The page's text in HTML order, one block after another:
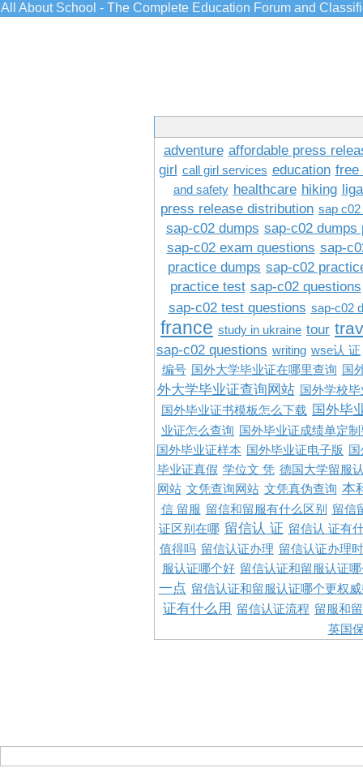
All About School - The Complete Education Forum and
adventure affordable press
girl call girl services education free
and safety healthcare hiking
press release distribution sap
sap-c02 dumps sap-c02 dumps
sap-c02 exam questions sap-
practice dumps sap-c02
practice test sap-c02 questions
sap-c02 test questions sap-c02
france study in ukraine tour
sap-c02 questions writing wse认 证
编号 国外大学毕业证在哪里查询 国
外大学毕业证查询网站 国外学校
国外毕业证书模板怎么下载 国外毕
业证怎么查询
国外毕业证成绩单定
国外毕业证样本
国外毕业证电子版
毕业证真假 学位文 凭 德国大学留服
网站 文凭查询网站 文凭真伪查询 本
信 留服 留信和留服有什么区别
留信
证区别在哪 留信认 证 留信认 证有
值得吗 留信认证办理 留信认证办理
服认证哪个好 留信认证和留服认证
一点 留信认证和留服认证哪个更权
证有什么用 留信认证流程 留服和
英国